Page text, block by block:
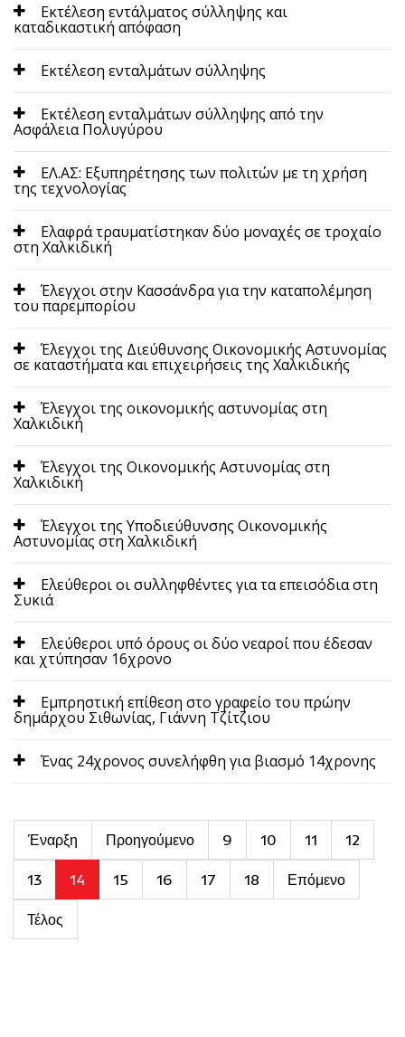
Εκτέλεση εντάλματος σύλληψης και
καταδικαστική απόφαση
Εκτέλεση ενταλμάτων σύλληψης
Εκτέλεση ενταλμάτων σύλληψης από την
Ασφάλεια Πολυγύρου
ΕΛ.ΑΣ: Εξυπηρέτησης των πολιτών με τη χρήση
της τεχνολογίας
Ελαφρά τραυματίστηκαν δύο μοναχές σε τροχαίο
στη Χαλκιδική
Έλεγχοι στην Κασσάνδρα για την καταπολέμηση
του παρεμπορίου
Έλεγχοι της Διεύθυνσης Οικονομικής Αστυνομίας
σε καταστήματα και επιχειρήσεις της Χαλκιδικής
Έλεγχοι της οικονομικής αστυνομίας στη
Χαλκιδική
Έλεγχοι της Οικονομικής Αστυνομίας στη
Χαλκιδική
Έλεγχοι της Υποδιεύθυνσης Οικονομικής
Αστυνομίας στη Χαλκιδική
Ελεύθεροι οι συλληφθέντες για τα επεισόδια στη
Συκιά
Ελεύθεροι υπό όρους οι δύο νεαροί που έδεσαν
και χτύπησαν 16χρονο
Εμπρηστική επίθεση στο γραφείο του πρώην
δημάρχου Σιθωνίας, Γιάννη Τζίτζιου
Ένας 24χρονος συνελήφθη για βιασμό 14χρονης
Έναρξη Προηγούμενο 9 10 11 12
13 14 15 16 17 18 Επόμενο
Τέλος